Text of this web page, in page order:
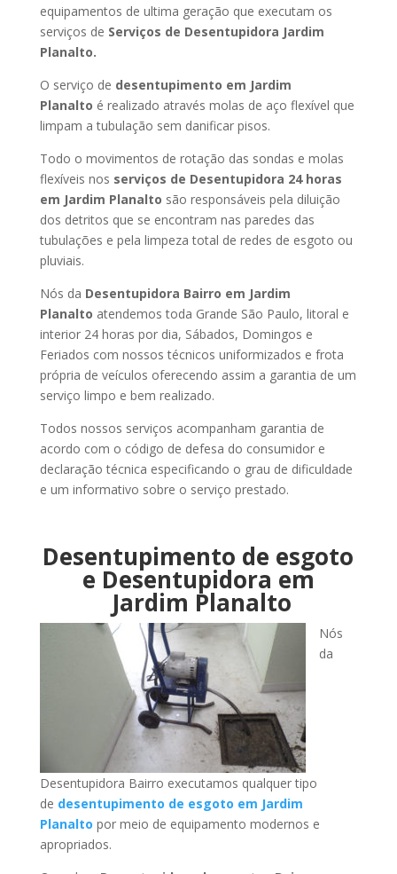
equipamentos de ultima geração que executam os
serviços de Serviços de Desentupidora Jardim
Planalto.
O serviço de desentupimento em Jardim
Planalto é realizado através molas de aço flexível que
limpam a tubulação sem danificar pisos.
Todo o movimentos de rotação das sondas e molas
flexíveis nos serviços de Desentupidora 24 horas
em Jardim Planalto são responsáveis pela diluição
dos detritos que se encontram nas paredes das
tubulações e pela limpeza total de redes de esgoto ou
pluviais.
Nós da Desentupidora Bairro em Jardim
Planalto atendemos toda Grande São Paulo, litoral e
interior 24 horas por dia, Sábados, Domingos e
Feriados com nossos técnicos uniformizados e frota
própria de veículos oferecendo assim a garantia de um
serviço limpo e bem realizado.
Todos nossos serviços acompanham garantia de
acordo com o código de defesa do consumidor e
declaração técnica especificando o grau de dificuldade
e um informativo sobre o serviço prestado.
Desentupimento de esgoto
e Desentupidora em
Jardim Planalto
Nós
da
Desentupidora Bairro executamos qualquer tipo
de desentupimento de esgoto em Jardim
Planalto por meio de equipamento modernos e
apropriados.